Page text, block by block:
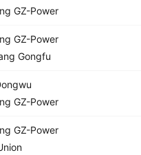
GZ-Power
GZ-Power
Gongfu
GZ-Power
GZ-Power